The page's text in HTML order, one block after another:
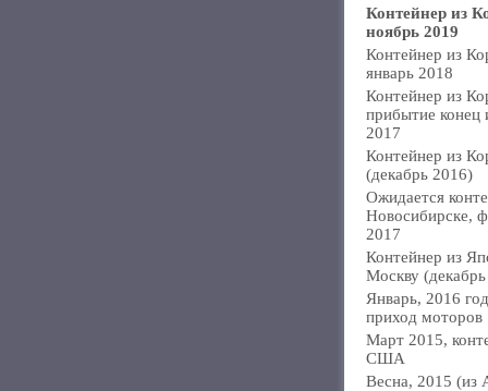
Контейнер из
ноябрь 2019
Контейнер из
январь 2018
Контейнер из
прибытие конец
2017
Контейнер из
(декабрь 2016)
Ожидается
Новосибирске,
2017
Контейнер из
Москву
Январь, 2016
приход моторов
Март 2015,
США
Весна, 2015 (из